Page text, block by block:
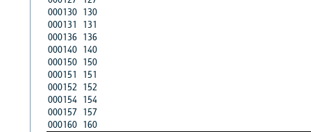
000130 130
000131
131
000136 136
000140 140
000150 150
000151
151
000152 152
000154 154
000157 157
000160 160